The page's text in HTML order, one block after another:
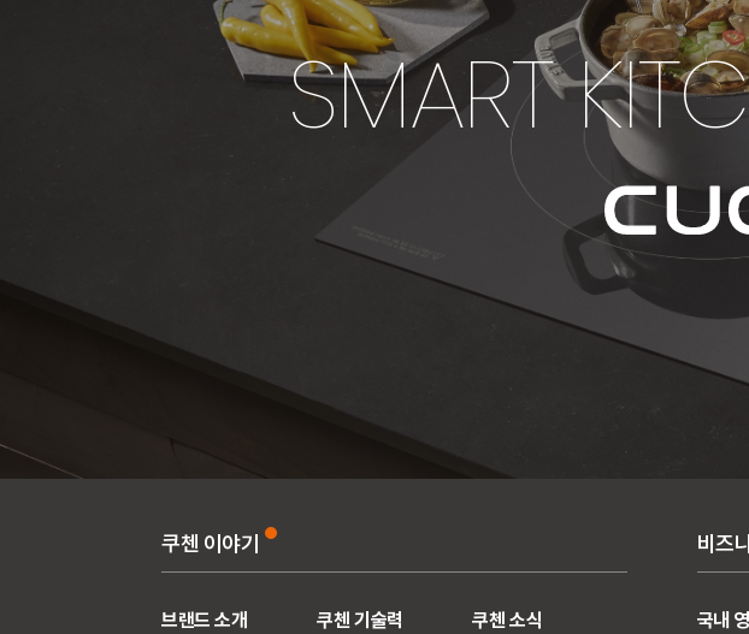
SMART
쿠첸 이야기
브랜드 소개
쿠첸 기술력
쿠첸 소식
비즈
국내